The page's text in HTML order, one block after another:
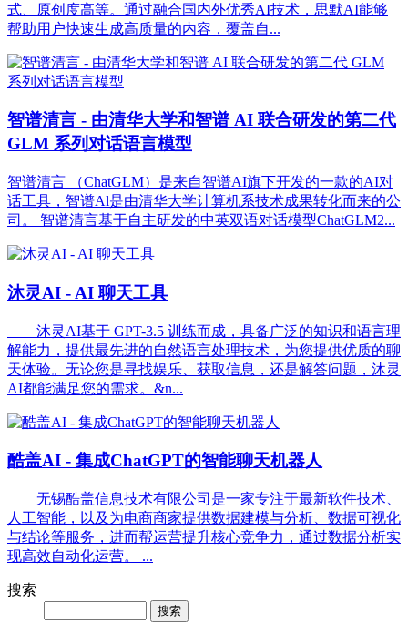
式、原创度高等。通过融合国内外优秀AI技术，思默AI能够
帮助用户快速生成高质量的内容，覆盖自...
智谱清言 - 由清华大学和智谱 AI 联合研发的第二代
GLM 系列对话语言模型
智谱清言 （ChatGLM）是来自智谱AI旗下开发的一款的AI对
话工具，智谱Al是由清华大学计算机系技术成果转化而来的公
司。 智谱清言基于自主研发的中英双语对话模型ChatGLM2...
沐灵AI - AI 聊天工具
沐灵AI基于 GPT-3.5 训练而成，具备广泛的知识和语言理
解能力，提供最先进的自然语言处理技术，为您提供优质的聊
天体验。无论您是寻找娱乐、获取信息，还是解答问题，沐灵
AI都能满足您的需求。&n...
酷盖AI - 集成ChatGPT的智能聊天机器人
无锡酷盖信息技术有限公司是一家专注于最新软件技术、
人工智能，以及为电商商家提供数据建模与分析、数据可视化
与结论等服务，进而帮运营提升核心竞争力，通过数据分析实
现高效自动化运营。 ...
搜索